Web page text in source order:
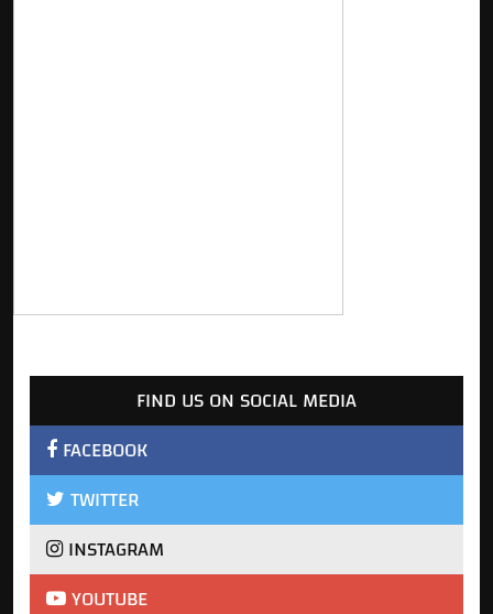
FIND US ON SOCIAL MEDIA
FACEBOOK
TWITTER
INSTAGRAM
YOUTUBE